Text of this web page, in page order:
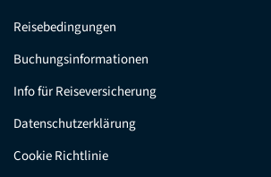
Reisebedingungen
Buchungsinformationen
Info für Reiseversicherung
Datenschutzerklärung
Cookie Richtlinie